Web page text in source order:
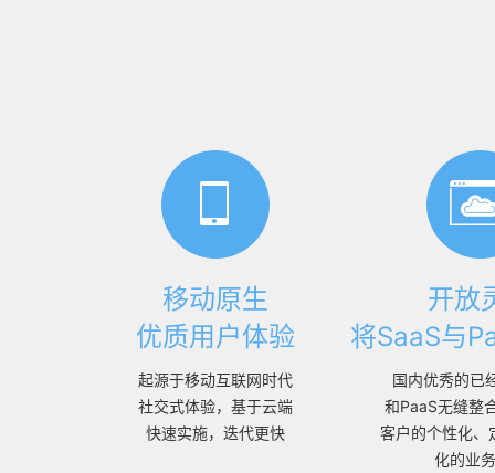
移动原生
优质用户体验
起源于移动互联网时代
社交式体验，基于云端
快速实施，迭代更快
开放
将SaaS与
国内优秀的已
和PaaS无缝整
客户的个性化、
化的业